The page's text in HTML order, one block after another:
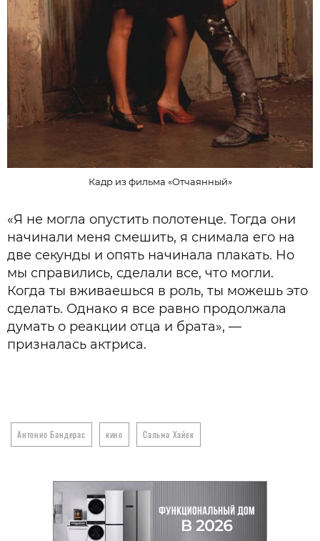
Кадр из фильма «Отчаянный»
«Я не могла опустить полотенце. Тогда они
начинали меня смешить, я снимала его на
две секунды и опять начинала плакать. Но
мы справились, сделали все, что могли.
Когда ты вживаешься в роль, ты можешь это
сделать. Однако я все равно продолжала
думать о реакции отца и брата», —
призналась актриса.
Антонио Бандерас кино Сальма Хайек